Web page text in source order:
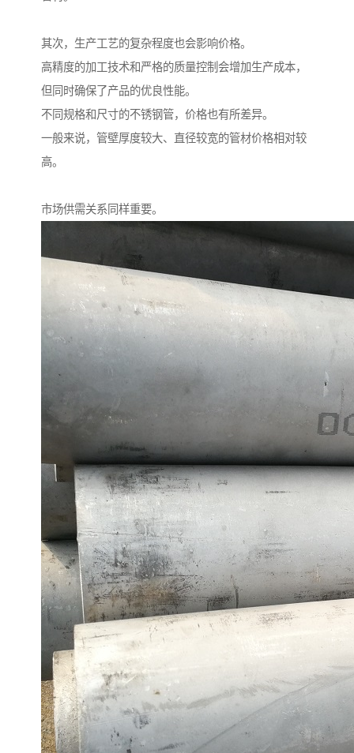
其次，生产工艺的复杂程度也会影响价格。
高精度的加工技术和严格的质量控制会增加生产成本，
但同时确保了产品的优良性能。
不同规格和尺寸的不锈钢管，价格也有所差异。
一般来说，管壁厚度较大、直径较宽的管材价格相对较
高。
市场供需关系同样重要。